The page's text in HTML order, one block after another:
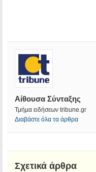
Αίθουσα Σύνταξης
Τμήμα ειδήσεων tribune.gr
Διαβάστε όλα τα άρθρα
Σχετικά άρθρα